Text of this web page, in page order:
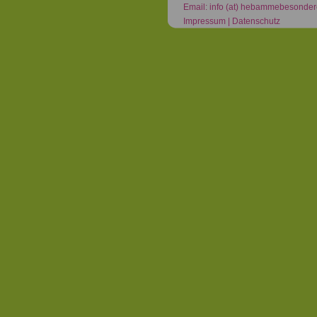
Email: info (at)
Impressum
Datenschutz